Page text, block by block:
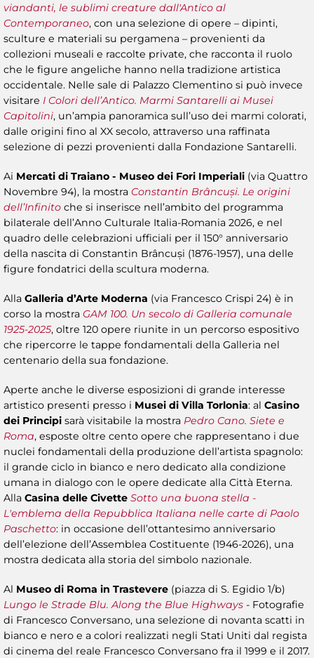
viandanti, le sublimi creature dall'Antico al
Contemporaneo, con una selezione di opere – dipinti,
sculture e materiali su pergamena – provenienti da
collezioni museali e raccolte private, che racconta il ruolo
che le figure angeliche hanno nella tradizione artistica
occidentale. Nelle sale di Palazzo Clementino si può invece
visitare I Colori dell’Antico. Marmi Santarelli ai Musei
Capitolini, un’ampia panoramica sull’uso dei marmi colorati,
dalle origini fino al XX secolo, attraverso una raffinata
selezione di pezzi provenienti dalla Fondazione Santarelli.
Ai Mercati di Traiano - Museo dei Fori Imperiali (via Quattro
Novembre 94), la mostra Constantin Brâncuși. Le origini
dell’Infinito che si inserisce nell’ambito del programma
bilaterale dell’Anno Culturale Italia-Romania 2026, e nel
quadro delle celebrazioni ufficiali per il 150° anniversario
della nascita di Constantin Brâncuși (1876-1957), una delle
figure fondatrici della scultura moderna.
Alla Galleria d’Arte Moderna (via Francesco Crispi 24) è in
corso la mostra GAM 100. Un secolo di Galleria comunale
1925-2025, oltre 120 opere riunite in un percorso espositivo
che ripercorre le tappe fondamentali della Galleria nel
centenario della sua fondazione.
Aperte anche le diverse esposizioni di grande interesse
artistico presenti presso i Musei di Villa Torlonia: al Casino
dei Principi sarà visitabile la mostra Pedro Cano. Siete e
Roma, esposte oltre cento opere che rappresentano i due
nuclei fondamentali della produzione dell’artista spagnolo:
il grande ciclo in bianco e nero dedicato alla condizione
umana in dialogo con le opere dedicate alla Città Eterna.
Alla Casina delle Civette Sotto una buona stella -
L'emblema della Repubblica Italiana nelle carte di Paolo
Paschetto: in occasione dell’ottantesimo anniversario
dell’elezione dell’Assemblea Costituente (1946-2026), una
mostra dedicata alla storia del simbolo nazionale.
Al Museo di Roma in Trastevere (piazza di S. Egidio 1/b)
Lungo le Strade Blu. Along the Blue Highways - Fotografie
di Francesco Conversano, una selezione di novanta scatti in
bianco e nero e a colori realizzati negli Stati Uniti dal regista
di cinema del reale Francesco Conversano fra il 1999 e il 2017.